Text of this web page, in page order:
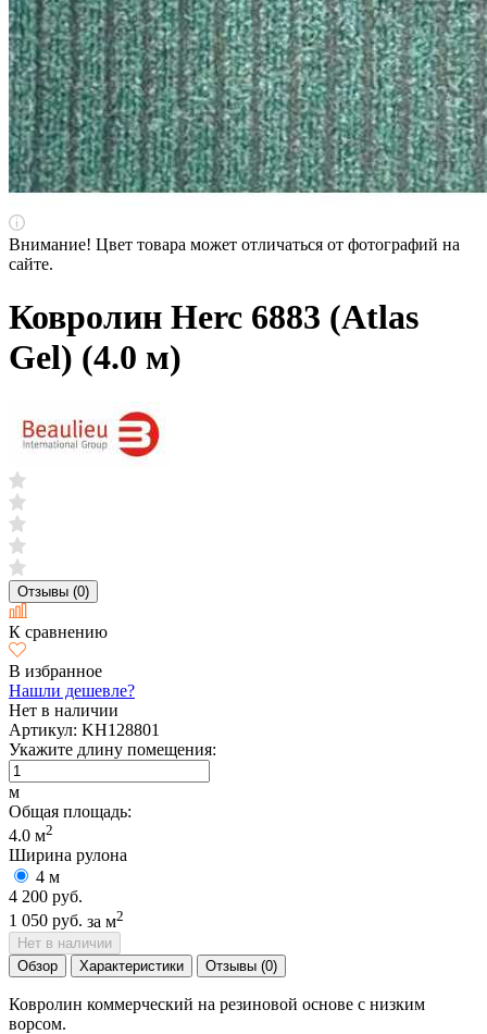
Внимание! Цвет товара может отличаться от фотографий на
сайте.
Ковролин Herc 6883 (Atlas
Gel) (4.0 м)
Отзывы (0)
К сравнению
В избранное
Нашли дешевле?
Нет в наличии
Артикул: KH128801
Укажите длину помещения:
м
Общая площадь:
4.0 м2
Ширина рулона
4 м
4 200 руб.
1 050 руб. за м2
Нет в наличии
Обзор
Характеристики Отзывы (0)
Ковролин коммерческий на резиновой основе с низким
ворсом.